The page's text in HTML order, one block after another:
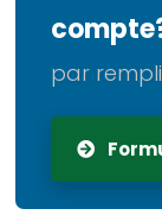
par